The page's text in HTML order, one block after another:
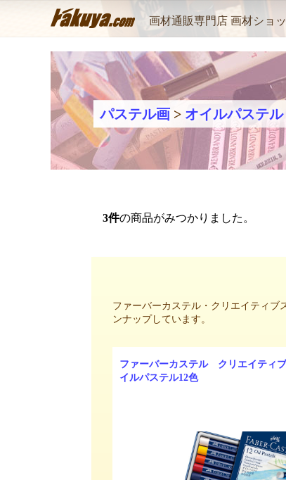
画材通販専門店 画材ショ
パステル画 > オイルパステル
3件の商品がみつかりました。
ファーバーカステル・クリエイティブ
ンナップしています。
ファーバーカステル クリエイティ
イルパステル12色